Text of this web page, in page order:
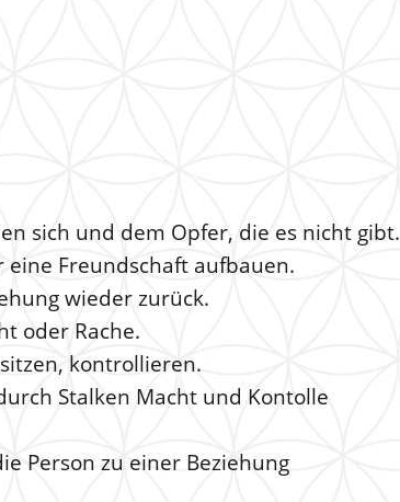
sich und dem Opfer, die es nicht gibt.
Freundschaft aufbauen.
wieder zurück.
oder Rache.
kontrollieren.
Stalken Macht und Kontolle
Person zu einer Beziehung